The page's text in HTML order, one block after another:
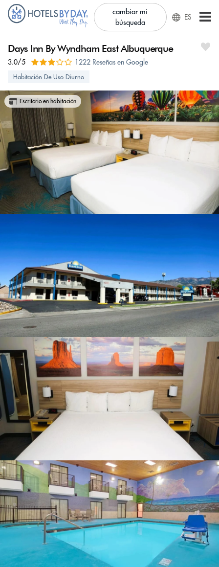
cambiar mi
búsqueda
ES
Days Inn By Wyndham East Albuquerque
3.0/5 1222 Reseñas en Google
Habitación De Uso Diurno
Escritorio en habitación